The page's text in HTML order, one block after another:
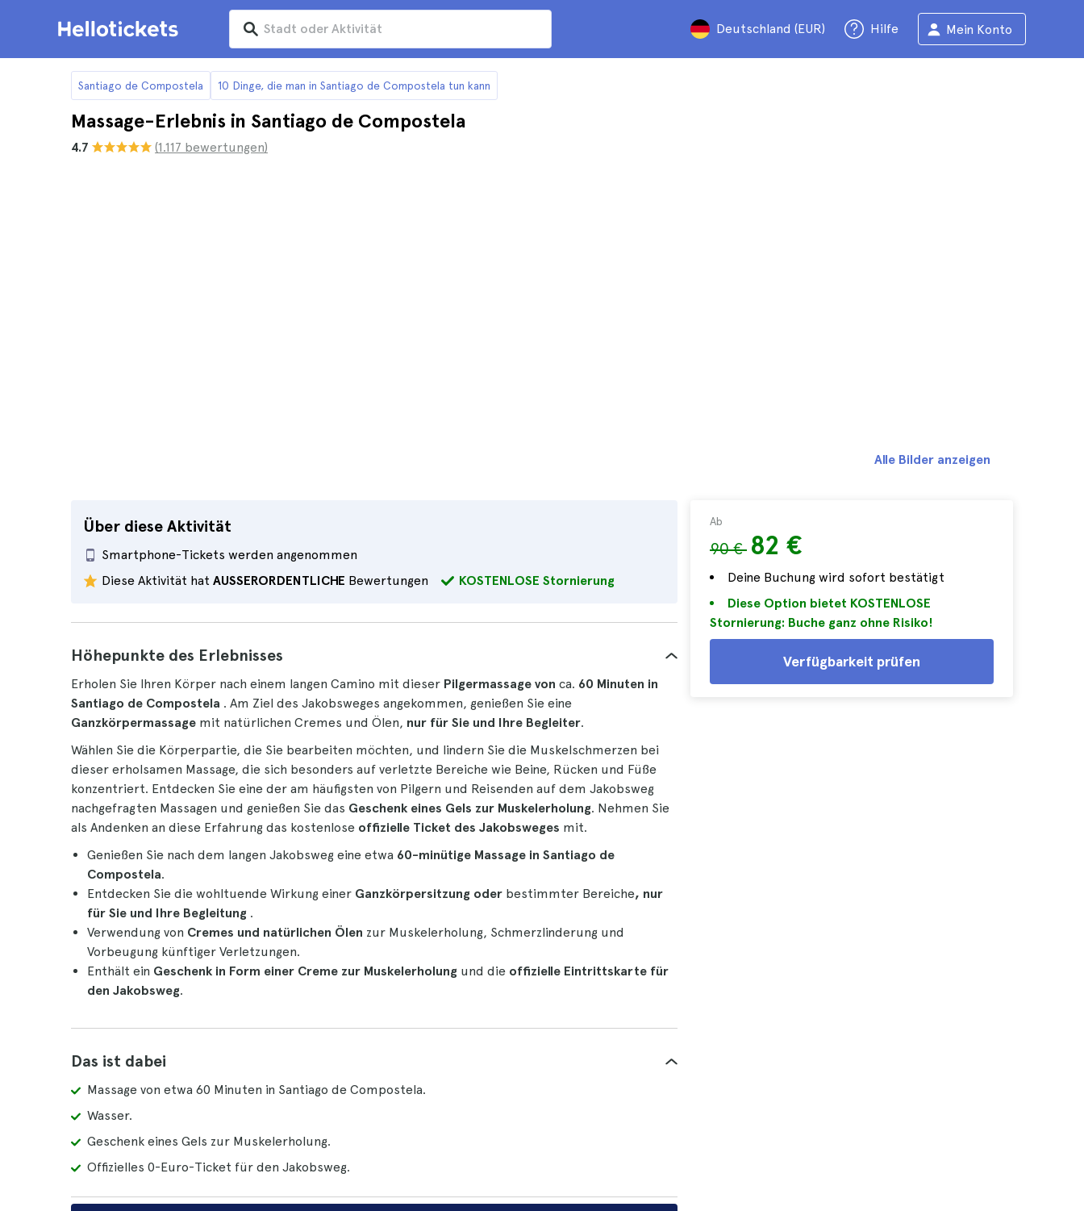
Deutschland (EUR) Hilfe Mein Konto
Santiago de Compostela 10 Dinge, die man in Santiago de Compostela tun kann
Massage-Erlebnis in Santiago de Compostela
4.7 (1.117 bewertungen)
Über diese Aktivität
Smartphone-Tickets werden angenommen
Diese Aktivität hat AUSSERORDENTLICHE Bewertungen KOSTENLOSE Stornierung
Ab
90 € 82 €
Deine Buchung wird sofort bestätigt
Diese Option bietet KOSTENLOSE
Stornierung: Buche ganz ohne Risiko!
Verfügbarkeit prüfen
Alle Bilder anzeigen
Höhepunkte des Erlebnisses
Erholen Sie Ihren Körper nach einem langen Camino mit dieser Pilgermassage von ca. 60 Minuten in
Santiago de Compostela . Am Ziel des Jakobsweges angekommen, genießen Sie eine
Ganzkörpermassage mit natürlichen Cremes und Ölen, nur für Sie und Ihre Begleiter.
Wählen Sie die Körperpartie, die Sie bearbeiten möchten, und lindern Sie die Muskelschmerzen bei
dieser erholsamen Massage, die sich besonders auf verletzte Bereiche wie Beine, Rücken und Füße
konzentriert. Entdecken Sie eine der am häufigsten von Pilgern und Reisenden auf dem Jakobsweg
nachgefragten Massagen und genießen Sie das Geschenk eines Gels zur Muskelerholung. Nehmen Sie
als Andenken an diese Erfahrung das kostenlose offizielle Ticket des Jakobsweges mit.
Genießen Sie nach dem langen Jakobsweg eine etwa 60-minütige Massage in Santiago de
Compostela.
Entdecken Sie die wohltuende Wirkung einer Ganzkörpersitzung oder bestimmter Bereiche, nur
für Sie und Ihre Begleitung .
Verwendung von Cremes und natürlichen Ölen zur Muskelerholung, Schmerzlinderung und
Vorbeugung künftiger Verletzungen.
Enthält ein Geschenk in Form einer Creme zur Muskelerholung und die offizielle Eintrittskarte für
den Jakobsweg.
Das ist dabei
Massage von etwa 60 Minuten in Santiago de Compostela.
Wasser.
Geschenk eines Gels zur Muskelerholung.
Offizielles 0-Euro-Ticket für den Jakobsweg.